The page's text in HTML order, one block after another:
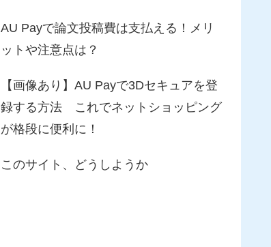
AU Payで論文投稿費は支払える！メリ
ットや注意点は？
【画像あり】AU Payで3Dセキュアを登
録する方法 これでネットショッピング
が格段に便利に！
このサイト、どうしようか